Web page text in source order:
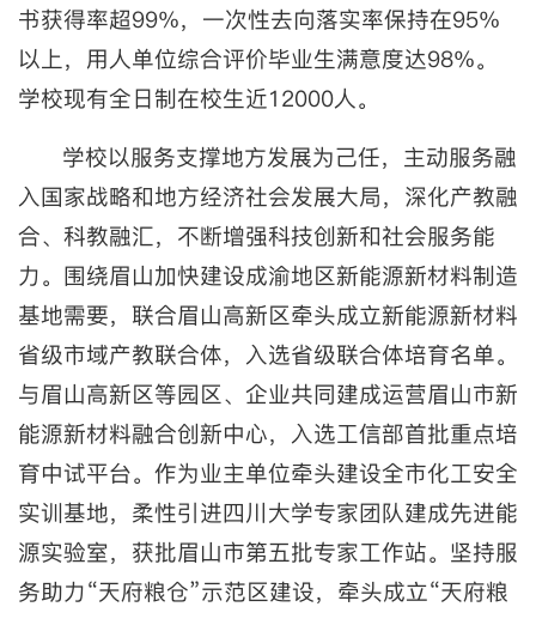
书获得率超99%，一次性去向落实率保持在95%
以上，用人单位综合评价毕业生满意度达98%。
学校现有全日制在校生近12000人。
学校以服务支撑地方发展为己任，主动服务融
入国家战略和地方经济社会发展大局，深化产教融
合、科教融汇，不断增强科技创新和社会服务能
力。围绕眉山加快建设成渝地区新能源新材料制造
基地需要，联合眉山高新区牵头成立新能源新材料
省级市域产教联合体，入选省级联合体培育名单。
与眉山高新区等园区、企业共同建成运营眉山市新
能源新材料融合创新中心，入选工信部首批重点培
育中试平台。作为业主单位牵头建设全市化工安全
实训基地，柔性引进四川大学专家团队建成先进能
源实验室，获批眉山市第五批专家工作站。坚持服
务助力“天府粮仓”示范区建设，牵头成立“天府粮